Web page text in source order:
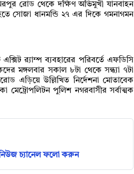
রোড থেকে দক্ষিণ অভিমুখী যানবাহন
সোজা ধানমন্ডি ২৭ এর দিকে গমনাগমন
র‌্যাম্প ব্যবহারের পরিবর্তে এফডিসি
মঙ্গলবার সকাল ৮টা থেকে সন্ধ্যা ৭টা
এড়িয়ে উল্লিখিত নির্দেশনা মোতাবেক
পুলিশ নগরবাসীর সর্বাত্মক
চ্যানেল ফলো করুন